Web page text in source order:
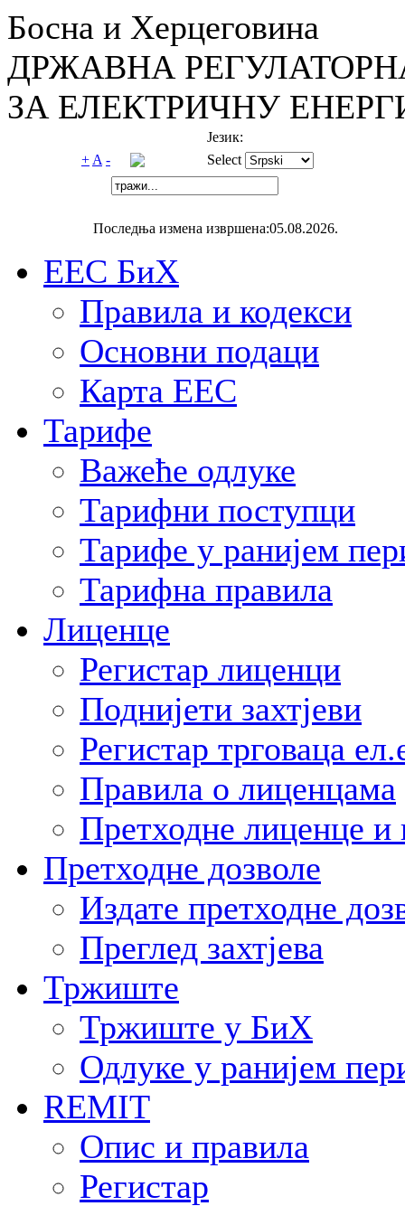
Босна и Херцеговина
ДРЖАВНА
ЗА ЕЛЕКТРИЧНУ
Језик:
+ A - Select
Последња измена извршена:05.08.2026.
ЕЕС БиХ
Правила и кодекси
Основни подаци
Карта ЕЕС
Тарифе
Важеће одлуке
Тарифни поступци
Тарифе у ранијем
Тарифна правила
Лиценце
Регистар лиценци
Поднијети захтјеви
Регистар трговаца
Правила о лиценцама
Претходне лиценце и
Претходне дозволе
Издате претходне
Преглед захтјева
Тржиште
Тржиште у БиХ
Одлуке у ранијем
REMIT
Опис и правила
Регистар